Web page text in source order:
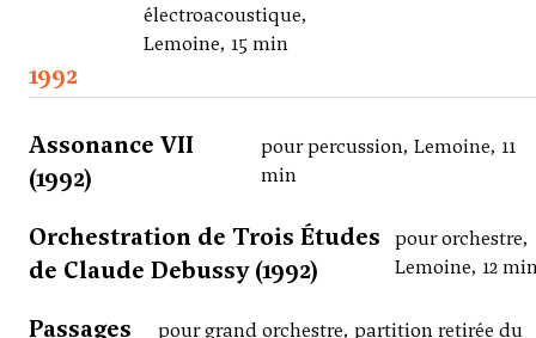
électroacoustique,
Lemoine, 15 min
1992
Assonance VII
(1992)
pour percussion, Lemoine, 11
min
Orchestration de Trois Études
de Claude Debussy (1992)
pour orchestre,
Lemoine, 12
Passages
pour grand orchestre, partition retirée du